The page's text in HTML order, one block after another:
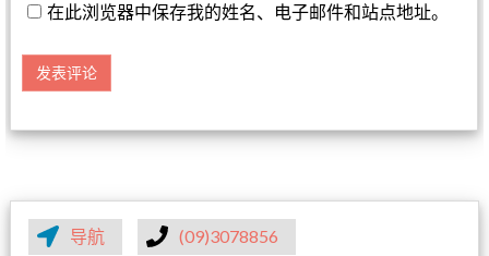
在此浏览器中保存我的姓名、电子邮件和站点地址。
导航 (09)3078856